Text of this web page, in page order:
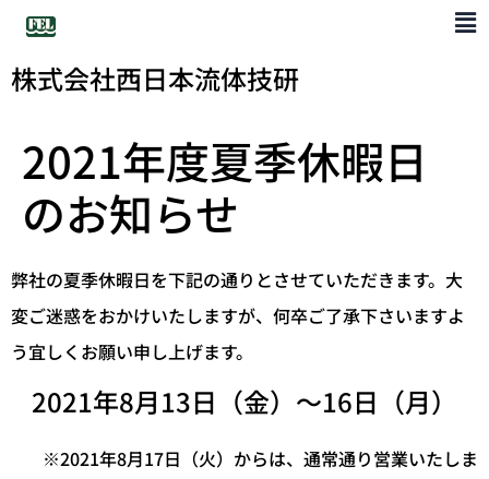
株式会社西日本流体技研
2021年度夏季休暇日
のお知らせ
弊社の夏季休暇日を下記の通りとさせていただきます。大
変ご迷惑をおかけいたしますが、何卒ご了承下さいますよ
う宜しくお願い申し上げます。
2021年8月13日（金）～16日（月）
※2021年8月17日（火）からは、通常通り営業いたしま